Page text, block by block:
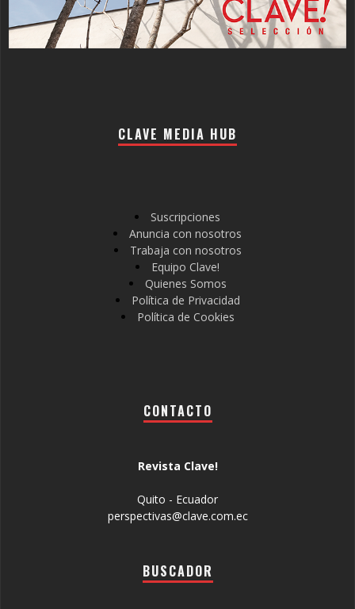
CLAVE MEDIA HUB
Suscripciones
Anuncia con nosotros
Trabaja con nosotros
Equipo Clave!
Quienes Somos
Política de Privacidad
Política de Cookies
CONTACTO
Revista Clave!
Quito - Ecuador
perspectivas@clave.com.ec
BUSCADOR